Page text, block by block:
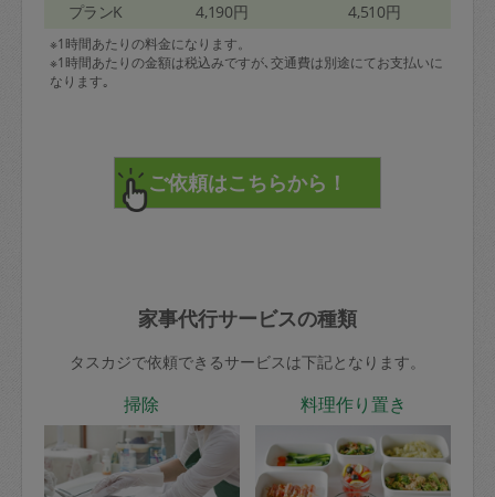
プランK 4,190円 4,510円
※1時間あたりの料金になります。
※1時間あたりの金額は税込みですが､交通費は別途にてお支払いに
なります｡
家事代行サービスの種類
タスカジで依頼できるサービスは下記となります。
掃除 料理作り置き